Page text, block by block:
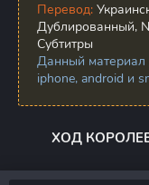
Перевод:
Дублированный,
Субтитры
Данный материал
iphone, android и
ХОД